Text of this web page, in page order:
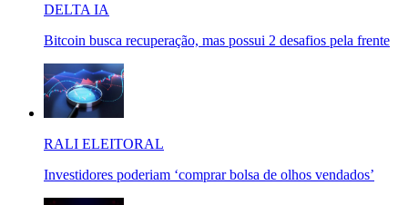
DELTA IA
Bitcoin busca recuperação, mas possui 2 desafios pela frente
RALI ELEITORAL
Investidores poderiam ‘comprar bolsa de olhos vendados’